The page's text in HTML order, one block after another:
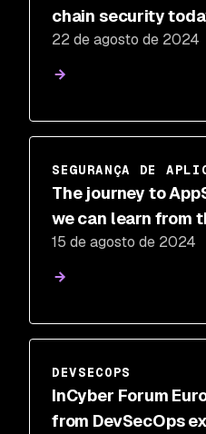
chain security
22 de agosto de 2024
SEGURANÇA DE
The journey to
we can learn from
15 de agosto de 2024
DEVSECOPS
InCyber Forum
from DevSecOps